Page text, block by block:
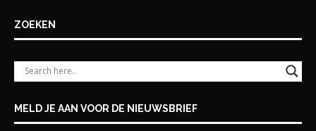
ZOEKEN
MELD JE AAN VOOR DE NIEUWSBRIEF